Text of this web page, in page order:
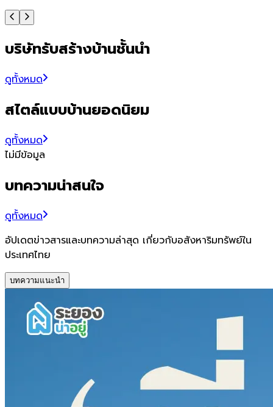
บริษัทรับสร้างบ้านชั้นนำ
ดูทั้งหมด
สไตล์แบบบ้านยอดนิยม
ดูทั้งหมด
ไม่มีข้อมูล
บทความน่าสนใจ
ดูทั้งหมด
อัปเดตข่าวสารและบทความล่าสุด เกี่ยวกับอสังหาริมทรัพย์ใน
ประเทศไทย
บทความแนะนำ